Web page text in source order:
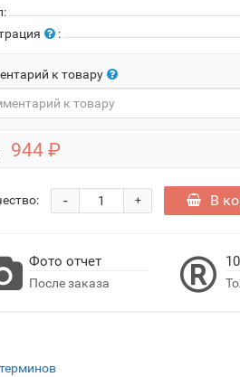
:
к товару
944 ₽
+
- В
Фото отчет
После заказа